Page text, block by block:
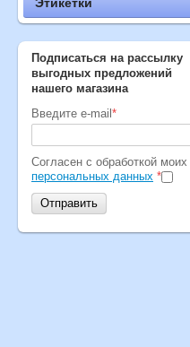
Подписаться на рассылку
выгодных предложений
нашего магазина
Введите e-mail *
Cогласен с обработкой моих
персональных данных *
Отправить